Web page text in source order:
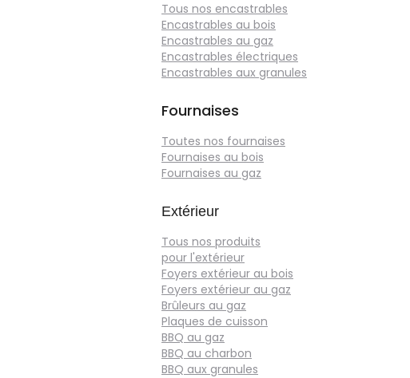
Tous nos encastrables
Encastrables au bois
Encastrables au gaz
Encastrables électriques
Encastrables aux granules
Fournaises
Toutes nos fournaises
Fournaises au bois
Fournaises au gaz
Extérieur
Tous nos produits
pour l'extérieur
Foyers extérieur au bois
Foyers extérieur au gaz
Brûleurs au gaz
Plaques de cuisson
BBQ au gaz
BBQ au charbon
BBQ aux granules